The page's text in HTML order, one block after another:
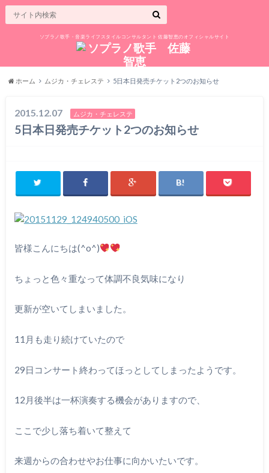
ソプラノ歌手・音楽ライフスタイルコンサルタント 佐藤智恵のオフィシャルサイト
ホーム ムジカ・チェレステ 5日本日発売チケット2つのお知らせ
2015.12.07 ムジカ・チェレステ
5日本日発売チケット2つのお知らせ
皆様こんにちは(^o^)
ちょっと色々重なって体調不良気味になり
更新が空いてしまいました。
11月も走り続けていたので
29日コンサート終わってほっとしてしまったようです。
12月後半は一杯演奏する機会がありますので、
ここで少し落ち着いて整えて
来週からの合わせやお仕事に向かいたいです。